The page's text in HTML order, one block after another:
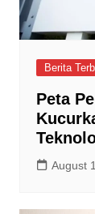
Berita
Peta
August